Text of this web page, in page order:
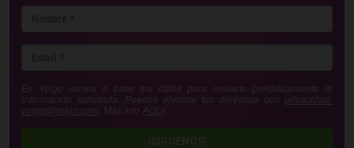
En Yoigo vamos a tratar tus datos para enviarte periódicamente la
información solicitada. Puedes ejercitar tus derechos con privacidad-
yoigo@yoigo.com . Más Info AQUÍ
¡SÍGUENOS!